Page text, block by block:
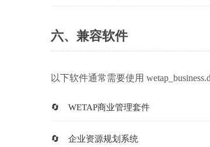
六、兼容软件
以下软件通常需要使用
WETAP商业管理套件
企业资源规划系统